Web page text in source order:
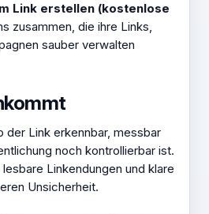
Link erstellen (kostenlose
zusammen, die ihre Links,
sauber verwalten
der Link erkennbar, messbar
noch kontrollierbar ist.
Linkendungen und klare
Unsicherheit.